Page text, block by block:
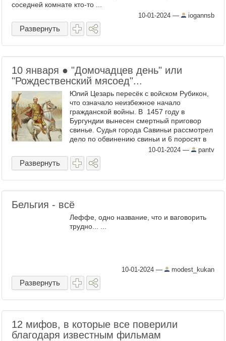
соседней комнате кто-то ...
10-01-2024 — iogannsb
Развернуть
10 января ● "Домочадцев день" или
"Рождественский мясоед"...
Юлий Цезарь пересёк с войском Рубикон,
что означало неизбежное начало
гражданской войны. В 1457 году в
Бургундии вынесен смертный приговор
свинье. Судья города Савиньи рассмотрел
дело по обвинению свиньи и 6 поросят в
убийстве пятилетнего мальчика Жана
Мартена. Свинья ...
10-01-2024 — pantv
Развернуть
Бельгия - всё
Леффе, одно название, что и ваговорить
трудно... ...
10-01-2024 — modest_kukan
Развернуть
12 мифов, в которые все поверили
благодаря известным фильмам